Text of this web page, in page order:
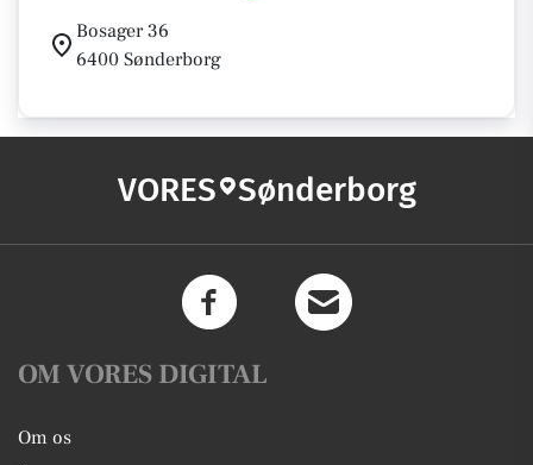
Bosager 36
6400 Sønderborg
VORES Sønderborg
OM VORES DIGITAL
Om os